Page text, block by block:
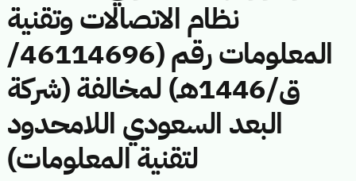
نظام الاتصالات وتقنية
المعلومات رقم (46114696/
ق/1446هـ) لمخالفة (شركة
البعد السعودي اللامحدود
لتقنية المعلومات)